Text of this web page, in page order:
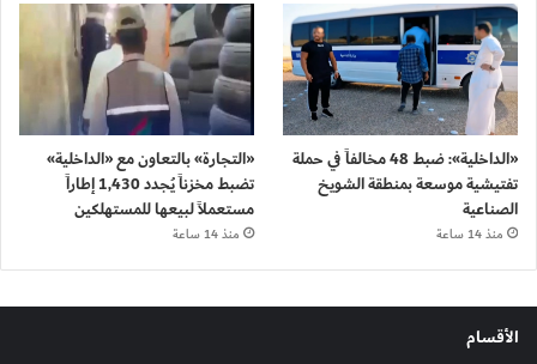
«الداخلية»: ضبط 48 مخالفاً في حملة
تفتيشية موسعة بمنطقة الشويخ
الصناعية
منذ 14 ساعة
«التجارة» بالتعاون مع «الداخلية»
تضبط مخزناً يُجدد 1,430 إطاراً
مستعملاً لبيعها للمستهلكين
منذ 14 ساعة
الأقسام